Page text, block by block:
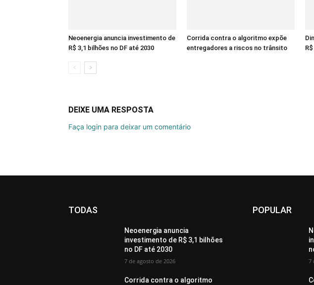
Neoenergia anuncia investimento de
R$ 3,1 bilhões no DF até 2030
Corrida contra o algoritmo expõe
entregadores a riscos no trânsito
DEIXE UMA RESPOSTA
Faça login para deixar um comentário
TODAS
Neoenergia anuncia
investimento de R$ 3,1 bilhões
no DF até 2030
7 de agosto de 2026
Corrida contra o algoritmo
POPULAR
7